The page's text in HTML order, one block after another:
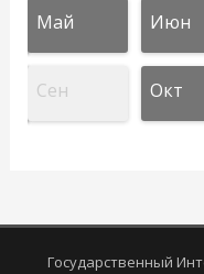
Май Июн
Сен Окт
Государственный